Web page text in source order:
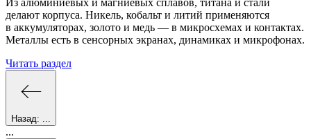
делают корпуса. Никель, кобальт и литий применяются
в аккумуляторах, золото и медь — в микросхемах и контактах.
Металлы есть в сенсорных экранах, динамиках и микрофонах.
Читать раздел
Назад:
...